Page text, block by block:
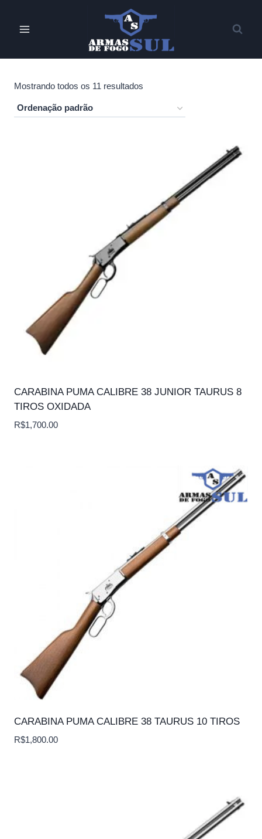
Mostrando todos os 11 resultados
CARABINA PUMA CALIBRE 38 JUNIOR TAURUS 8
TIROS OXIDADA
R$1,700.00
CARABINA PUMA CALIBRE 38 TAURUS 10 TIROS
R$1,800.00